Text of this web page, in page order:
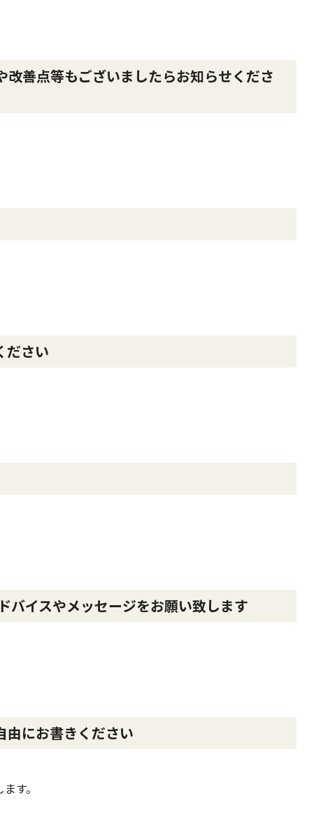
善点等もございましたらお知らせくださ
ださい
バイスやメッセージをお願い致します
由にお書きください
す。